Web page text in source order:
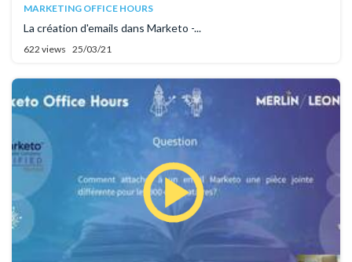
MARKETING OFFICE HOURS
La création d'emails dans Marketo -...
622 views 25/03/21